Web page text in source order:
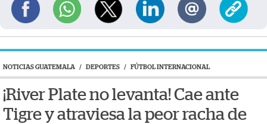
NOTICIAS GUATEMALA / DEPORTES / FÚTBOL INTERNACIONAL
¡River Plate no levanta! Cae ante
Tigre y atraviesa la peor racha de